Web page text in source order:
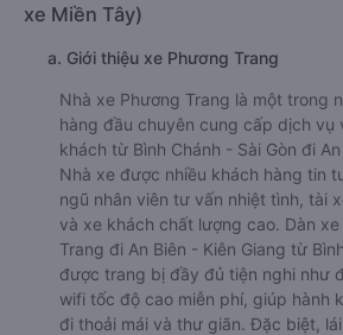
xe Miền Tây)
a. Giới thiệu xe Phương Trang
Nhà xe Phương Trang là một trong
hàng đầu chuyên cung cấp dịch vụ
khách từ Bình Chánh - Sài Gòn đi
Nhà xe được nhiều khách hàng tin
ngũ nhân viên tư vấn nhiệt tình, tài
và xe khách chất lượng cao. Dàn
Trang đi An Biên - Kiên Giang từ
được trang bị đầy đủ tiện nghi như
wifi tốc độ cao miễn phí, giúp hành
đi thoải mái và thư giãn. Đặc biệt,